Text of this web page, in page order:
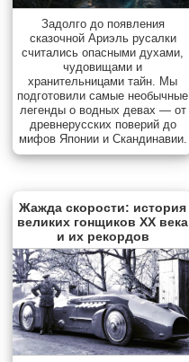
Задолго до появления
сказочной Ариэль русалки
считались опасными духами,
чудовищами и
хранительницами тайн. Мы
подготовили самые необычные
легенды о водных девах — от
древнерусских поверий до
мифов Японии и Скандинавии.
Жажда скорости: история
великих гонщиков XX века
и их рекордов